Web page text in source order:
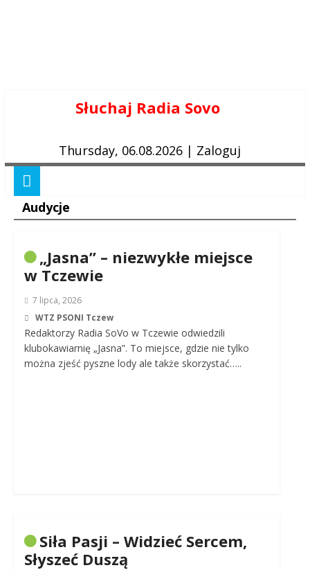
Słuchaj Radia Sovo
Thursday, 06.08.2026 | Zaloguj
Audycje
„Jasna” – niezwykłe miejsce
w Tczewie
7 lipca, 2026
WTZ PSONI Tczew
Redaktorzy Radia SoVo w Tczewie odwiedzili
klubokawiarnię „Jasna”. To miejsce, gdzie nie tylko
można zjeść pyszne lody ale także skorzystać…..
Siła Pasji – Widzieć Sercem,
Słyszeć Duszą